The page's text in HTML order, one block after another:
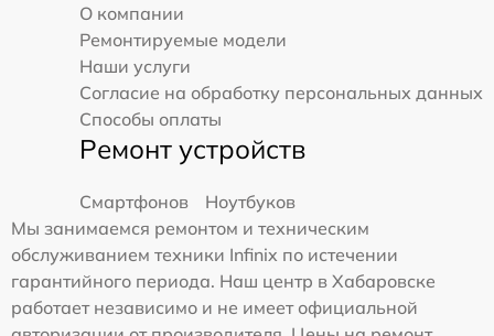
О компании
Ремонтируемые модели
Наши услуги
Согласие на обработку персональных данных
Способы оплаты
Ремонт устройств
Смартфонов
Ноутбуков
Мы занимаемся ремонтом и техническим
обслуживанием техники Infinix по истечении
гарантийного периода. Наш центр в Хабаровске
работает независимо и не имеет официальной